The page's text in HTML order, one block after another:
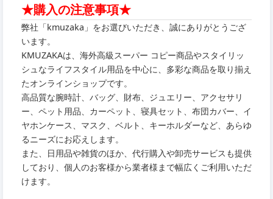
★購入の注意事項★
弊社「kmuzaka」をお選びいただき、誠にありがとうござ
います。
KMUZAKAは、海外高級スーパー コピー商品やスタイリッ
シュなライフスタイル用品を中心に、多彩な商品を取り揃え
たオンラインショップです。
高品質な腕時計、バッグ、財布、ジュエリー、アクセサリ
ー、ペット用品、カーペット、寝具セット、布団カバー、イ
ヤホンケース、マスク、ベルト、キーホルダーなど、あらゆ
るニーズにお応えします。
また、日用品や雑貨のほか、代行購入や卸売サービスも提供
しており、個人のお客様から業者様まで幅広くご利用いただ
けます。